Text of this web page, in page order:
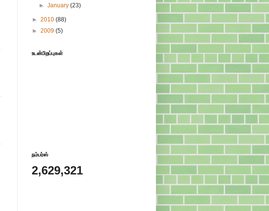
►January(23)
► 2010 (88)
► 2009 (5)
உடன்பிறப்புகள்
நம்பர்ஸ்
2,629,321